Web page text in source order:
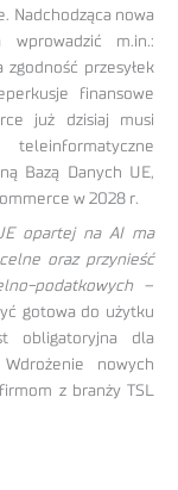
Nadchodząca nowa
m.in.:
przesyłek
finansowe
już dzisiaj musi
Bazą Danych UE,
w 2028 r.
opartej na AI ma
oraz przynieść
podatkowych –
gotowa do użytku
obligatoryjna dla
nowych
z branży TSL